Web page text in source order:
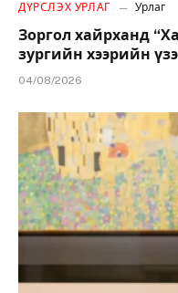
ДҮРСЛЭХ УРЛАГ Урлаг
Зоргол хайрханд
зургийн хээрийн
04/08/2026